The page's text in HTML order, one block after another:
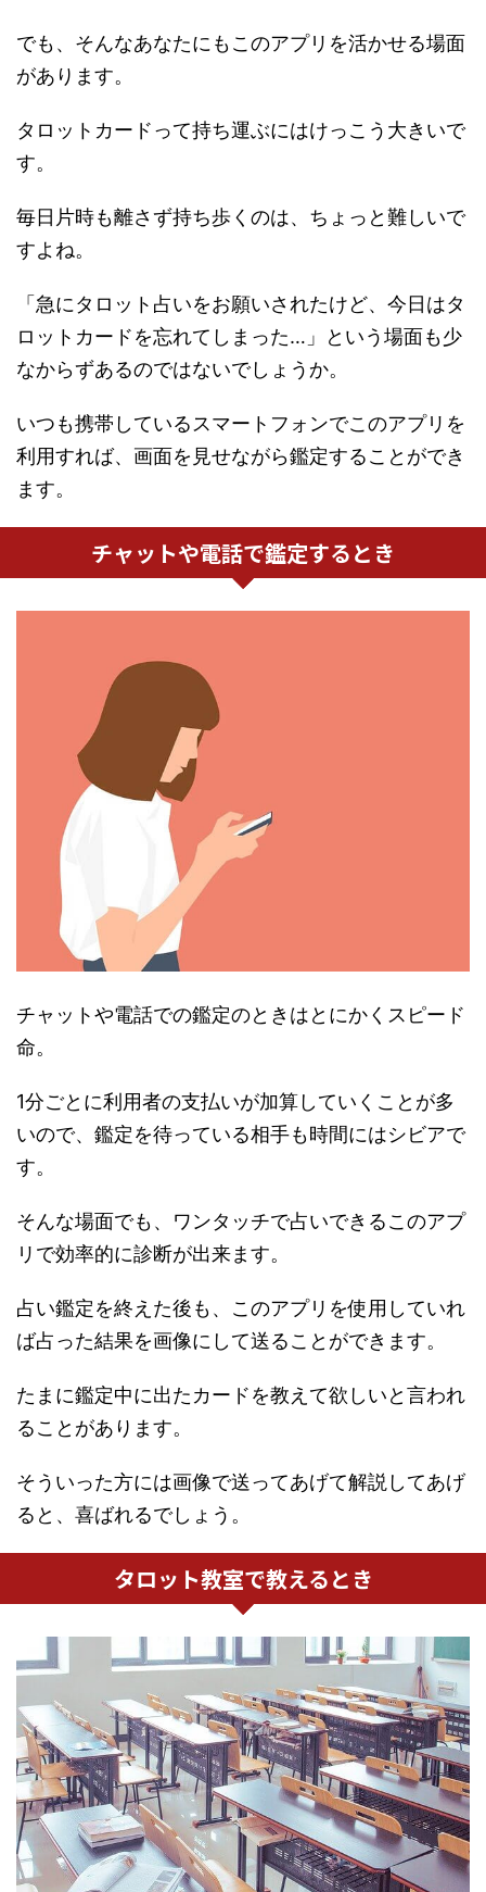
でも、そんなあなたにもこのアプリを活かせる場面
があります。
タロットカードって持ち運ぶにはけっこう大きいで
す。
毎日片時も離さず持ち歩くのは、ちょっと難しいで
すよね。
「急にタロット占いをお願いされたけど、今日はタ
ロットカードを忘れてしまった…」という場面も少
なからずあるのではないでしょうか。
いつも携帯しているスマートフォンでこのアプリを
利用すれば、画面を見せながら鑑定することができ
ます。
チャットや電話で鑑定するとき
チャットや電話での鑑定のときはとにかくスピード
命。
1分ごとに利用者の支払いが加算していくことが多
いので、鑑定を待っている相手も時間にはシビアで
す。
そんな場面でも、ワンタッチで占いできるこのアプ
リで効率的に診断が出来ます。
占い鑑定を終えた後も、このアプリを使用していれ
ば占った結果を画像にして送ることができます。
たまに鑑定中に出たカードを教えて欲しいと言われ
ることがあります。
そういった方には画像で送ってあげて解説してあげ
ると、喜ばれるでしょう。
タロット教室で教えるとき